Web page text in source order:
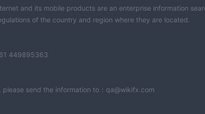
and its mobile products are an enterprise information
of the country and region where they are located.
449895363
send the information to：qa@wikifx.com